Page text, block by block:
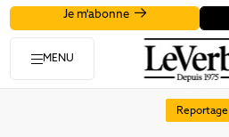
Je m'abonne
MENU
Reportage